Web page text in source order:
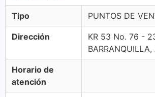
Tipo PUNTOS DE
Dirección
KR 53 No. 76 -
Horario de
atención